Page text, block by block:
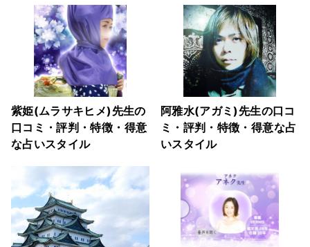
紫姫(ムラサキヒメ)先生の
口コミ・評判・特徴・得意
な占いスタイル
阿雅水(アガミ)先生の口コ
ミ・評判・特徴・得意な占
いスタイル